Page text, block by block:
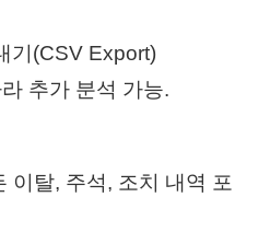
기(CSV Export)
추가 분석 가능.
이탈, 주석, 조치 내역 포